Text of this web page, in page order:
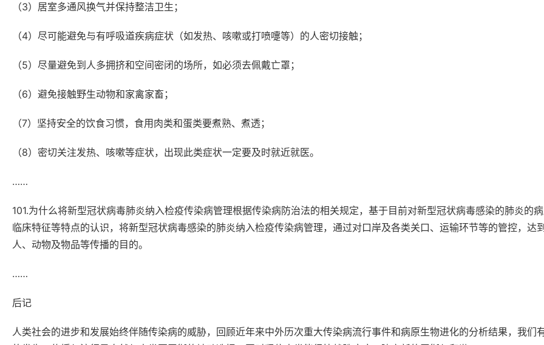
（3）居室多通风换气并保持整洁卫生；
（4）尽可能避免与有呼吸道疾病症状（如发热、咳嗽或打喷嚏等）的人密切接触；
（5）尽量避免到人多拥挤和空间密闭的场所，如必须去佩戴亡罩；
（6）避免接触野生动物和家禽家畜；
（7）坚持安全的饮食习惯，食用肉类和蛋类要煮熟、煮透；
（8）密切关注发热、咳嗽等症状，出现此类症状一定要及时就近就医。
……
101.为什么将新型冠状病毒肺炎纳入检疫传染病管理根据传染病防治法的相关规定，基于目前对新型冠状病毒感染的肺炎的病
临床特征等特点的认识，将新型冠状病毒感染的肺炎纳入检疫传染病管理，通过对口岸及各类关口、运输环节等的管控，达
人、动物及物品等传播的目的。
……
后记
人类社会的进步和发展始终伴随传染病的威胁，回顾近年来中外历次重大传染病流行事件和病原生物进化的分析结果，我们